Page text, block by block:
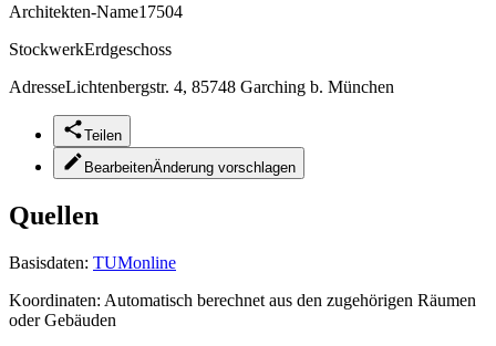
Architekten-Name17504
StockwerkErdgeschoss
AdresseLichtenbergstr. 4, 85748 Garching b. München
Teilen
BearbeitenÄnderung vorschlagen
Quellen
Basisdaten: TUMonline
Koordinaten: Automatisch berechnet aus den zugehörigen Räumen
oder Gebäuden